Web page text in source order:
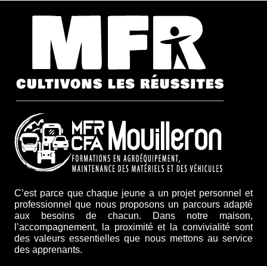
C’est parce que chaque jeune a un projet personnel et
professionnel que nous proposons un parcours adapté
aux besoins de chacun. Dans notre maison,
l’accompagnement, la proximité et la convivialité sont
des valeurs essentielles que nous mettons au service
des apprenants.